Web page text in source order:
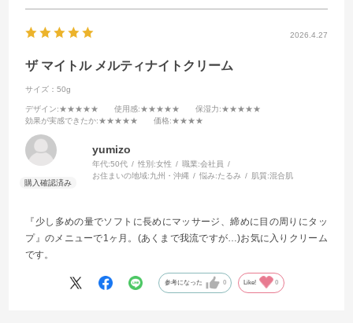
2026.4.27
ザ マイトル メルティナイトクリーム
サイズ：50g
デザイン:★★★★★ 使用感:★★★★★ 保湿力:★★★★★
効果が実感できたか:★★★★★ 価格:★★★★
yumizo
年代:50代 性別:女性 職業:会社員
お住まいの地域:九州・沖縄 悩み:たるみ 肌質:混合肌
『少し多めの量でソフトに長めにマッサージ、締めに目の周りにタッ
プ』のメニューで1ヶ月。(あくまで我流ですが…)お気に入りクリーム
です。
参考になった 0 Like! 0